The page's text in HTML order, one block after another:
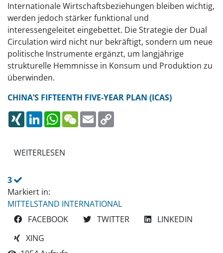
Internationale Wirtschaftsbeziehungen bleiben wichtig,
werden jedoch stärker funktional und
interessengeleitet eingebettet. Die Strategie der Dual
Circulation wird nicht nur bekräftigt, sondern um neue
politische Instrumente ergänzt, um langjährige
strukturelle Hemmnisse in Konsum und Produktion zu
überwinden.
CHINA’S FIFTEENTH FIVE-YEAR PLAN (ICAS)
XINGLINKEDINWHATSAPP
WECHAT
EMAIL
WEITERLESEN
3
Markiert in:
MITTELSTAND INTERNATIONAL
FACEBOOK
TWITTER
LINKEDIN
XING